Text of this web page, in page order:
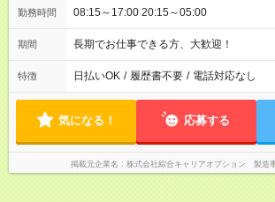
勤務時間 08:15～17:00 20:15～05:00
期間 長期でお仕事できる方、大歓迎！
特徴 日払いOK / 履歴書不要 / 電話対応なし
気になる！ 応募する
掲載元企業名 株式会社綜合キャリアオプション 製造事